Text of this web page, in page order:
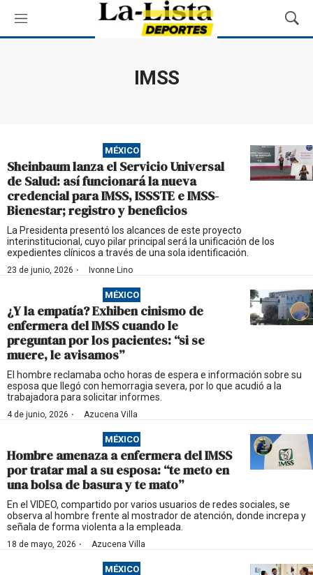
M
e
M
o
ú
s
q
u
IMSS
MÉXICO
Sheinbaum lanza el Servicio Universal
de Salud: así funcionará la nueva
credencial para IMSS, ISSSTE e IMSS-
Bienestar; registro y beneficios
La Presidenta presentó los alcances de este proyecto
interinstitucional, cuyo pilar principal será la unificación de los
expedientes clínicos a través de una sola identificación.
23 de junio, 2026 · Ivonne Lino
MÉXICO
¿Y la empatía? Exhiben cinismo de
enfermera del IMSS cuando le
preguntan por los pacientes: “si se
muere, le avisamos”
El hombre reclamaba ocho horas de espera e información sobre su
esposa que llegó con hemorragia severa, por lo que acudió a la
trabajadora para solicitar informes.
4 de junio, 2026 · Azucena Villa
MÉXICO
Hombre amenaza a enfermera del IMSS
por tratar mal a su esposa: “te meto en
una bolsa de basura y te mato”
En el VIDEO, compartido por varios usuarios de redes sociales, se
observa al hombre frente al mostrador de atención, donde increpa y
señala de forma violenta a la empleada.
18 de mayo, 2026 · Azucena Villa
MÉXICO